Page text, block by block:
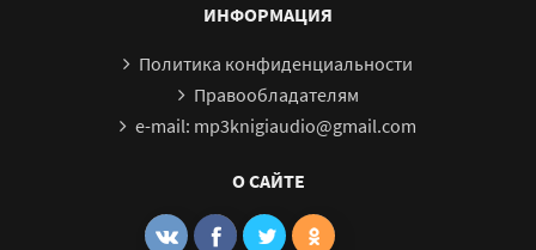
ИНФОРМАЦИЯ
Политика конфиденциальности
Правообладателям
e-mail: mp3knigiaudio@gmail.com
О САЙТЕ